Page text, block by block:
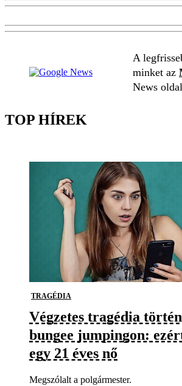
A
minket az
News
TOP HÍREK
TRAGÉDIA
Végzetes tragédia
bungee jumpingon:
egy 21 éves nő
Megszólalt a polgármester.